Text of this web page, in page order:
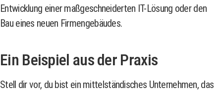
Entwicklung einer maßgeschneiderten IT-Lösung oder den
Bau eines neuen Firmengebäudes.
Ein Beispiel aus der Praxis
Stell dir vor, du bist ein mittelständisches Unternehmen, das